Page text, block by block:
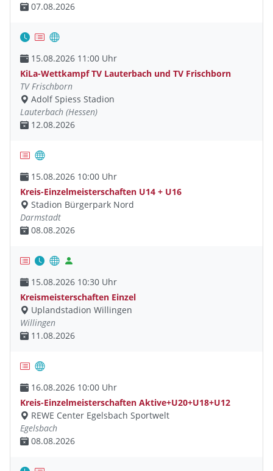
07.08.2026
15.08.2026 11:00 Uhr
KiLa-Wettkampf TV Lauterbach und TV Frischborn
TV Frischborn
Adolf Spiess Stadion
Lauterbach (Hessen)
12.08.2026
15.08.2026 10:00 Uhr
Kreis-Einzelmeisterschaften U14 + U16
Stadion Bürgerpark Nord
Darmstadt
08.08.2026
15.08.2026 10:30 Uhr
Kreismeisterschaften Einzel
Uplandstadion Willingen
Willingen
11.08.2026
16.08.2026 10:00 Uhr
Kreis-Einzelmeisterschaften Aktive+U20+U18+U12
REWE Center Egelsbach Sportwelt
Egelsbach
08.08.2026